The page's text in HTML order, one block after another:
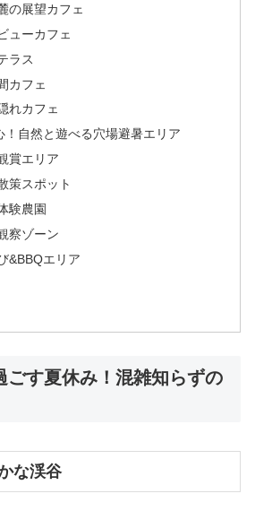
の展望カフェ
ューカフェ
ラス
カフェ
れカフェ
！自然と遊べる穴場避暑エリア
賞エリア
策スポット
験農園
察ゾーン
&BBQエリア
ごす夏休み！混雑知らずの
な渓谷